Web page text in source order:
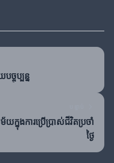
ចុប្បន្ន
ក្នុងការប្រើប្រាស់ជីវិតប្រចាំ
ថ្ងៃ